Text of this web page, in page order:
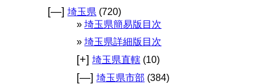
[—] 埼玉県 (720)
埼玉県簡易版目次
埼玉県詳細版目次
[+] 埼玉県直轄 (10)
[—] 埼玉県市部 (384)